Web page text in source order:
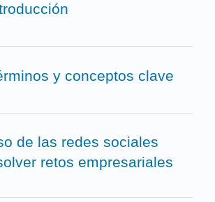
y conceptos clave
de las redes sociales
retos empresariales